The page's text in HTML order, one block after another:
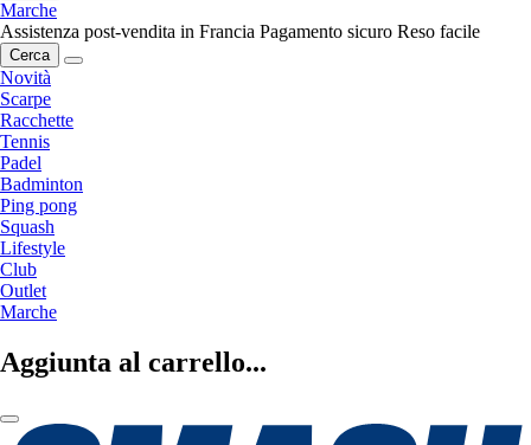
Marche
Assistenza post-vendita in Francia Pagamento sicuro Reso facile
Cerca
Novità
Scarpe
Racchette
Tennis
Padel
Badminton
Ping pong
Squash
Lifestyle
Club
Outlet
Marche
Aggiunta al carrello...